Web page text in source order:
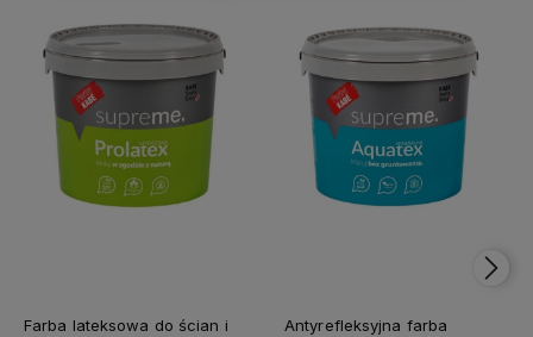
Farba lateksowa do ścian i
Antyrefleksyjna farba